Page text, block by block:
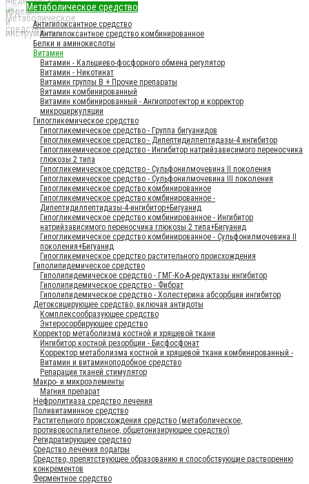
Метаболическое средство
Антигипоксантное средство
Антигипоксантное средство комбинированное
Белки и аминокислоты
Витамин
Витамин - Кальциево-фосфорного обмена регулятор
Витамин - Никотинат
Витамин группы B + Прочие препараты
Витамин комбинированный
Витамин комбинированный - Ангиопротектор и корректор
микроциркуляции
Гипогликемическое средство
Гипогликемическое средство - Группа бигуанидов
Гипогликемическое средство - Дипептидилпептидазы-4 ингибитор
Гипогликемическое средство - Ингибитор натрийзависимого переносчика
глюкозы 2 типа
Гипогликемическое средство - Сульфонилмочевина II поколения
Гипогликемическое средство - Сульфонилмочевина III поколения
Гипогликемическое средство комбинированное
Гипогликемическое средство комбинированное -
Дипептидилпептидазы-4-ингибитор+Бигуанид
Гипогликемическое средство комбинированное - Ингибитор
натрийзависимого переносчика глюкозы 2 типа+Бигуанид
Гипогликемическое средство комбинированное - Сульфонилмочевина II
поколения+Бигуанид
Гипогликемическое средство растительного происхождения
Гиполипидемическое средство
Гиполипидемическое средство - ГМГ-Ко-А-редуктазы ингибитор
Гиполипидемическое средство - Фибрат
Гиполипидемическое средство - Холестерина абсорбции ингибитор
Детоксицирующее средство, включая антидоты
Комплексообразующее средство
Энтеросорбирующее средство
Корректор метаболизма костной и хрящевой ткани
Ингибитор костной резорбции - Бисфосфонат
Корректор метаболизма костной и хрящевой ткани комбинированный -
Витамин и витаминоподобное средство
Репарации тканей стимулятор
Макро- и микроэлементы
Магния препарат
Нефролитиаза средство лечения
Поливитаминное средство
Растительного происхождения средство (метаболическое,
противовоспалительное, общетонизирующее средство)
Регидратирующее средство
Средство лечения подагры
Средство, препятствующее образованию и способствующие растворению
конкрементов
Ферментное средство